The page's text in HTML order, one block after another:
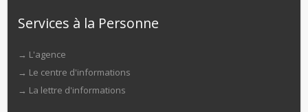
Services à la Personne
→ L'agence
→ Le centre d'informations
→ La lettre d'informations